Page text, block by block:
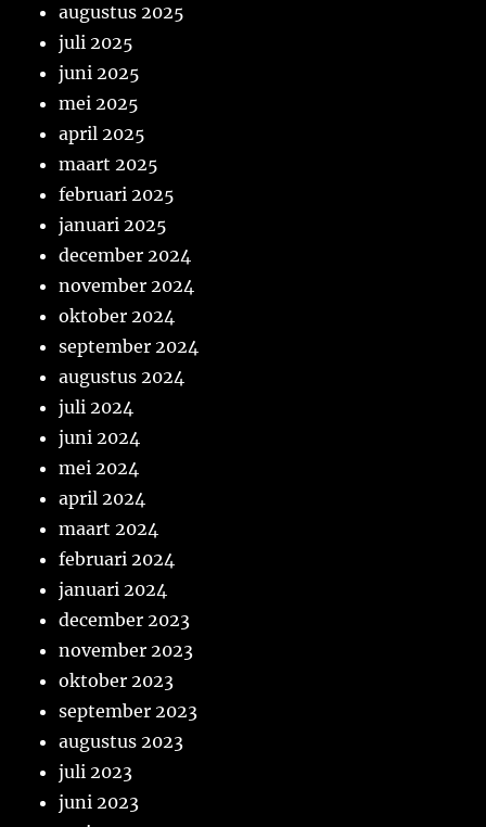
augustus 2025
juli 2025
juni 2025
mei 2025
april 2025
maart 2025
februari 2025
januari 2025
december 2024
november 2024
oktober 2024
september 2024
augustus 2024
juli 2024
juni 2024
mei 2024
april 2024
maart 2024
februari 2024
januari 2024
december 2023
november 2023
oktober 2023
september 2023
augustus 2023
juli 2023
juni 2023